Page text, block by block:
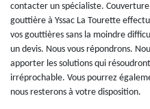
contacter un spécialiste.
gouttière à Yssac La Tourette
vos gouttières sans la moindre
un devis. Nous vous répondrons.
apporter les solutions qui
irréprochable. Vous pourrez
nous resterons à votre disposition.